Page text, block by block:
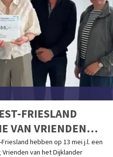
FRIESLAND
VAN VRIENDEN
IN HOORN
hebben op 13 mei j.l. een
van het Dijklander